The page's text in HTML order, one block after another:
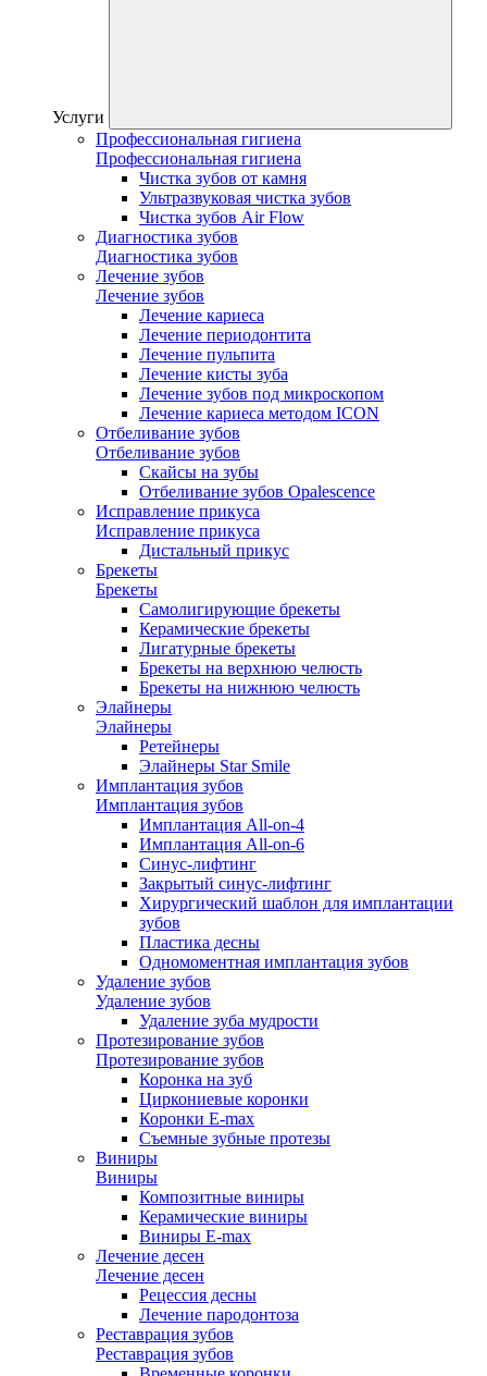
Услуги
Профессиональная гигиена
Профессиональная гигиена
Чистка зубов от камня
Ультразвуковая чистка зубов
Чистка зубов Air Flow
Диагностика зубов
Диагностика зубов
Лечение зубов
Лечение зубов
Лечение кариеса
Лечение периодонтита
Лечение пульпита
Лечение кисты зуба
Лечение зубов под микроскопом
Лечение кариеса методом ICON
Отбеливание зубов
Отбеливание зубов
Скайсы на зубы
Отбеливание зубов Opalescence
Исправление прикуса
Исправление прикуса
Дистальный прикус
Брекеты
Брекеты
Самолигирующие брекеты
Керамические брекеты
Лигатурные брекеты
Брекеты на верхнюю челюсть
Брекеты на нижнюю челюсть
Элайнеры
Элайнеры
Ретейнеры
Элайнеры Star Smile
Имплантация зубов
Имплантация зубов
Имплантация All-on-4
Имплантация All-on-6
Синус-лифтинг
Закрытый синус-лифтинг
Хирургический шаблон для имплантации
зубов
Пластика десны
Одномоментная имплантация зубов
Удаление зубов
Удаление зубов
Удаление зуба мудрости
Протезирование зубов
Протезирование зубов
Коронка на зуб
Циркониевые коронки
Коронки E-max
Съемные зубные протезы
Виниры
Виниры
Композитные виниры
Керамические виниры
Виниры E-max
Лечение десен
Лечение десен
Рецессия десны
Лечение пародонтоза
Реставрация зубов
Реставрация зубов